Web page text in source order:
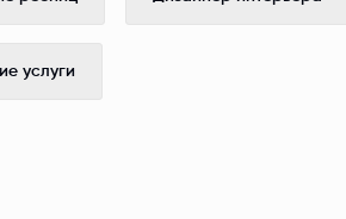
услуги